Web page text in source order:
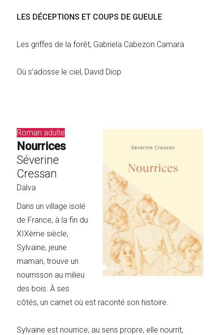
LES DÉCEPTIONS ET COUPS DE GUEULE
Les griffes de la forêt, Gabriela Cabezon Camara
Où s’adosse le ciel, David Diop
Roman adulte
Nourrices
Séverine
Cressan
Dalva
Dans un village isolé
de France, à la fin du
XIXème siècle,
Sylvaine, jeune
maman, trouve un
nourrisson au milieu
des bois. À ses
côtés, un carnet où est raconté son histoire.
Sylvaine est nourrice, au sens propre, elle nourrit,